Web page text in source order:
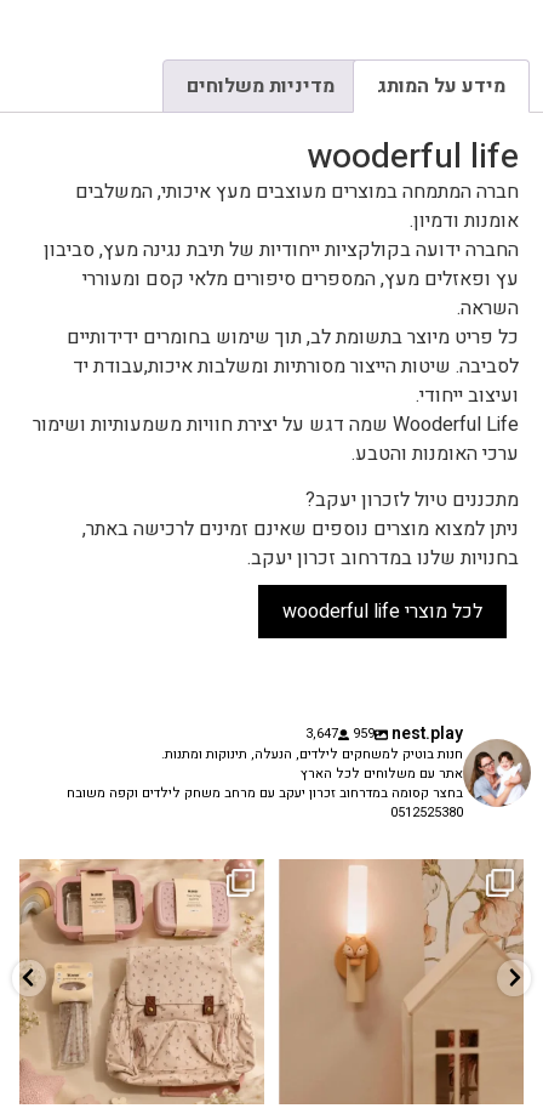
מידע על המותג מדיניות משלוחים
wooderful life
חברה המתמחה במוצרים מעוצבים מעץ איכותי, המשלבים
אומנות ודמיון.
החברה ידועה בקולקציות ייחודיות של תיבת נגינה מעץ, סביבון
עץ ופאזלים מעץ, המספרים סיפורים מלאי קסם ומעוררי
השראה.
כל פריט מיוצר בתשומת לב, תוך שימוש בחומרים ידידותיים
לסביבה. שיטות הייצור מסורתיות ומשלבות איכות,עבודת יד
ועיצוב ייחודי.
Wooderful Life שמה דגש על יצירת חוויות משמעותיות ושימור
ערכי האומנות והטבע.
מתכננים טיול לזכרון יעקב?
ניתן למצוא מוצרים נוספים שאינם זמינים לרכישה באתר,
בחנויות שלנו במדרחוב זכרון יעקב.
לכל מוצרי wooderful life
nest.play
959
3,647
חנות בוטיק למשחקים לילדים, הנעלה, תינוקות ומתנות.
אתר עם משלוחים לכל הארץ
בחצר קסומה במדרחוב זכרון יעקב עם מרחב משחק לילדים וקפה משובח
0512525380
✨ חוזרים למסגרת בסטייל! ✨
הקולקציה החדשה...
9 4
גם פריט עיצובי לחדר, גם מנורת לילה
...
3 0